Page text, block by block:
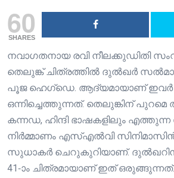
60
SHARES
നവാഗതനായ രവി നീലക്കുഡിതി
തെലുങ്ക് ചിത്രത്തിൽ ദുൽഖർ
പൂജ ഹെഗ്ഡെ. ആദ്യമായാണ്
ഒന്നിച്ചെത്തുന്നത്. തെലുങ്കിന് പുറമെ
കന്നഡ, ഹിന്ദി ഭാഷകളിലും
നിര്‍മ്മാണം എസ്എല്‍വി
സുധാകര്‍ ചെറുകുറിയാണ്.
41-ാം ചിത്രമായാണ് ഇത് ഒരുങ്ങുന്നത്.